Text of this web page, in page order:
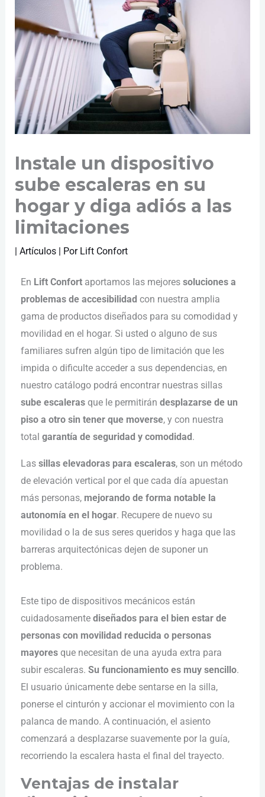
Instale un dispositivo
sube escaleras en su
hogar y diga adiós a las
limitaciones
| Artículos| Por Lift Confort
En Lift Confortaportamos las mejores soluciones a
problemas de accesibilidad con nuestra amplia
gama de productos diseñados para su comodidad y
movilidad en el hogar. Si usted o alguno de sus
familiares sufren algún tipo de limitación que les
impida o dificulte acceder a sus dependencias, en
nuestro catálogo podrá encontrar nuestras sillas
sube escalerasque le permitirán desplazarse de un
piso a otro sin tener que moverse, y con nuestra
total garantía de seguridad y comodidad.
Las sillas elevadoras para escaleras, son un método
de elevación vertical por el que cada día apuestan
más personas, mejorando de forma notable la
autonomía en el hogar. Recupere de nuevo su
movilidad o la de sus seres queridos y haga que las
barreras arquitectónicas dejen de suponer un
problema.
Este tipo de dispositivos mecánicos están
cuidadosamente diseñados para el bien estar de
personas con movilidad reducida o personas
mayoresque necesitan de una ayuda extra para
subir escaleras. Su funcionamiento es muy sencillo.
El usuario únicamente debe sentarse en la silla,
ponerse el cinturón y accionar el movimiento con la
palanca de mando. A continuación, el asiento
comenzará a desplazarse suavemente por la guía,
recorriendo la escalera hasta el final del trayecto.
Ventajas de instalar